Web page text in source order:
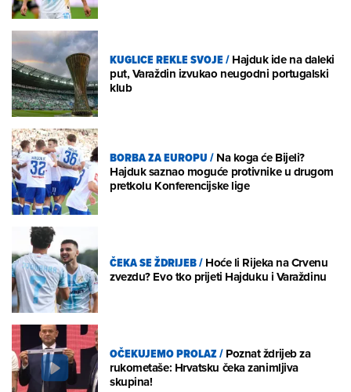
KUGLICE REKLE SVOJE/Hajduk ide na daleki
put, Varaždin izvukao neugodni portugalski
klub
BORBA ZA EUROPU/Na koga će Bijeli?
Hajduk saznao moguće protivnike u drugom
pretkolu Konferencijske lige
ČEKA SE ŽDRIJEB/Hoće li Rijeka na Crvenu
zvezdu? Evo tko prijeti Hajduku i Varaždinu
OČEKUJEMO PROLAZ/Poznat ždrijeb za
rukometaše: Hrvatsku čeka zanimljiva
skupina!